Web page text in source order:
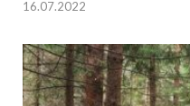
16.07.2022